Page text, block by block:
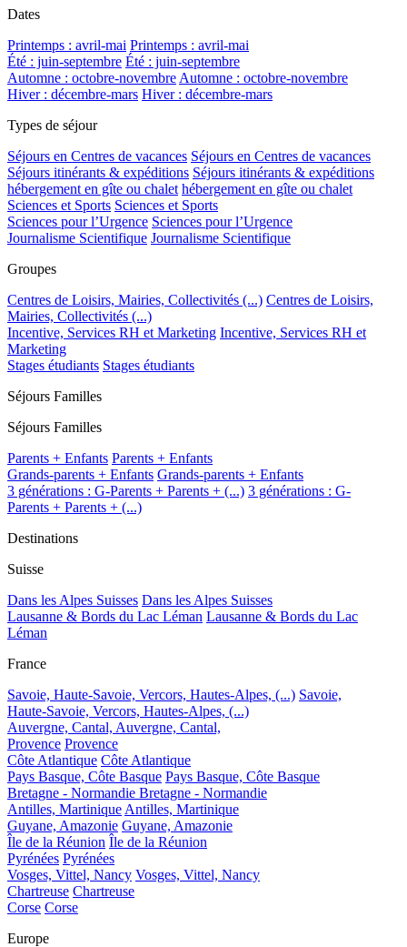
Dates
Printemps : avril-mai Printemps : avril-mai
Été : juin-septembre Été : juin-septembre
Automne : octobre-novembre Automne : octobre-novembre
Hiver : décembre-mars Hiver : décembre-mars
Types de séjour
Séjours en Centres de vacances Séjours en Centres de vacances
Séjours itinérants & expéditions Séjours itinérants & expéditions
hébergement en gîte ou chalet hébergement en gîte ou chalet
Sciences et Sports Sciences et Sports
Sciences pour l’Urgence Sciences pour l’Urgence
Journalisme Scientifique Journalisme Scientifique
Groupes
Centres de Loisirs, Mairies, Collectivités (...) Centres de Loisirs,
Mairies, Collectivités (...)
Incentive, Services RH et Marketing Incentive, Services RH et
Marketing
Stages étudiants Stages étudiants
Séjours Familles
Séjours Familles
Parents + Enfants Parents + Enfants
Grands-parents + Enfants Grands-parents + Enfants
3 générations : G-Parents + Parents + (...) 3 générations : G-
Parents + Parents + (...)
Destinations
Suisse
Dans les Alpes Suisses Dans les Alpes Suisses
Lausanne & Bords du Lac Léman Lausanne & Bords du Lac
Léman
France
Savoie, Haute-Savoie, Vercors, Hautes-Alpes, (...) Savoie,
Haute-Savoie, Vercors, Hautes-Alpes, (...)
Auvergne, Cantal, Auvergne, Cantal,
Provence Provence
Côte Atlantique Côte Atlantique
Pays Basque, Côte Basque Pays Basque, Côte Basque
Bretagne - Normandie Bretagne - Normandie
Antilles, Martinique Antilles, Martinique
Guyane, Amazonie Guyane, Amazonie
Île de la Réunion Île de la Réunion
Pyrénées Pyrénées
Vosges, Vittel, Nancy Vosges, Vittel, Nancy
Chartreuse Chartreuse
Corse Corse
Europe